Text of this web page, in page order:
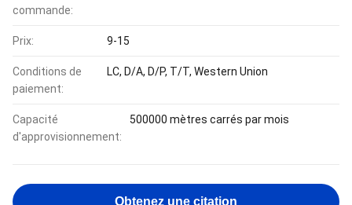
commande:
Prix: 9-15
Conditions de
paiement:
LC, D/A, D/P, T/T, Western Union
Capacité
d'approvisionnement:
500000 mètres carrés par mois
Obtenez une citation